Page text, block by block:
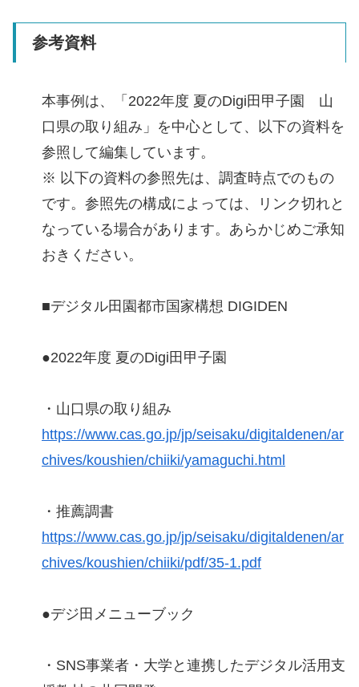
参考資料
本事例は、「2022年度 夏のDigi田甲子園 山
口県の取り組み」を中心として、以下の資料を
参照して編集しています。
※ 以下の資料の参照先は、調査時点でのもの
です。参照先の構成によっては、リンク切れと
なっている場合があります。あらかじめご承知
おきください。
■デジタル田園都市国家構想 DIGIDEN
●2022年度 夏のDigi田甲子園
・山口県の取り組み
https://www.cas.go.jp/jp/seisaku/digitaldenen/ar
chives/koushien/chiiki/yamaguchi.html
・推薦調書
https://www.cas.go.jp/jp/seisaku/digitaldenen/ar
chives/koushien/chiiki/pdf/35-1.pdf
●デジ田メニューブック
・SNS事業者・大学と連携したデジタル活用支